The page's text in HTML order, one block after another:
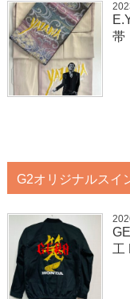
帯
G2オリジナルスイ
工